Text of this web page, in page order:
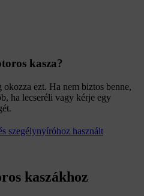
kasza?
ezt. Ha nem biztos benne,
ha lecseréli vagy kérje egy
szegélynyíróhoz használt
kaszákhoz